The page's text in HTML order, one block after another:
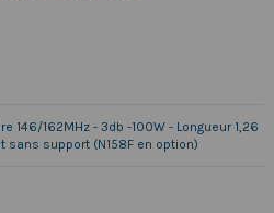
146/162MHz - 3db -100W - Longueur 1,26
sans support (N158F en option)